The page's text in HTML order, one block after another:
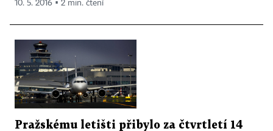
10. 5. 2016 ▪ 2 min. čtení
Pražskému letišti přibylo za čtvrtletí 14